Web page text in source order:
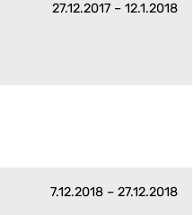
27.12.2017 – 12.1.2018
7.12.2018 – 27.12.2018